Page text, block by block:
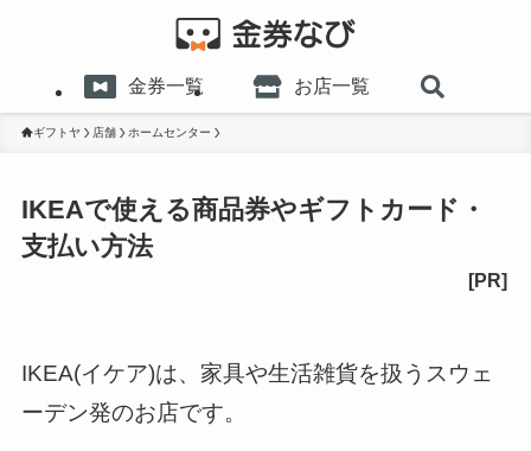
金券一覧 お店一覧
ギフトヤ 店舗 ホームセンター
IKEAで使える商品券やギフトカード・
支払い方法
IKEA(イケア)は、家具や生活雑貨を扱うスウェ
ーデン発のお店です。